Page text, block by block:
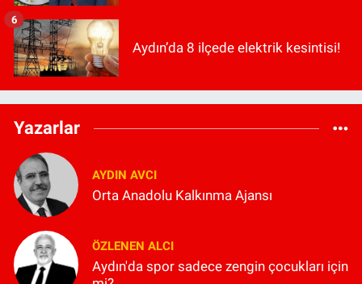
Aydın’da 8 ilçede elektrik kesintisi!
6
Yazarlar
AYDIN AVCI
Orta Anadolu Kalkınma Ajansı
ÖZLENEN ALCI
Aydın'da spor sadece zengin çocukları için